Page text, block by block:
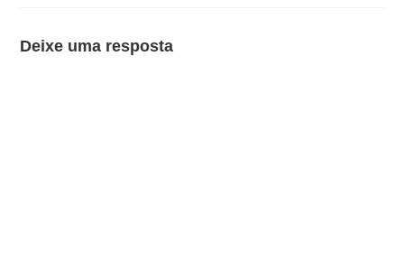
Deixe uma resposta